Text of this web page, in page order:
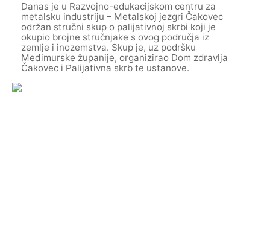
Danas je u Razvojno-edukacijskom centru za
metalsku industriju – Metalskoj jezgri Čakovec
održan stručni skup o palijativnoj skrbi koji je
okupio brojne stručnjake s ovog područja iz
zemlje i inozemstva. Skup je, uz podršku
Međimurske županije, organizirao Dom zdravlja
Čakovec i Palijativna skrb te ustanove.